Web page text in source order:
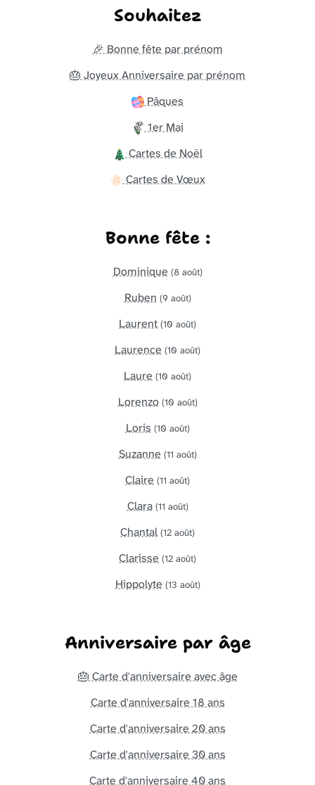
Souhaitez
🎉 Bonne fête par prénom
🎂 Joyeux Anniversaire par prénom
Pâques
1er Mai
Cartes de Noël
Cartes de Vœux
Bonne fête :
Dominique (8 août)
Ruben (9 août)
Laurent (10 août)
Laurence (10 août)
Laure (10 août)
Lorenzo (10 août)
Loris (10 août)
Suzanne (11 août)
Claire (11 août)
Clara (11 août)
Chantal (12 août)
Clarisse (12 août)
Hippolyte (13 août)
Anniversaire par âge
🎂 Carte d'anniversaire avec âge
Carte d'anniversaire 18 ans
Carte d'anniversaire 20 ans
Carte d'anniversaire 30 ans
Carte d'anniversaire 40 ans